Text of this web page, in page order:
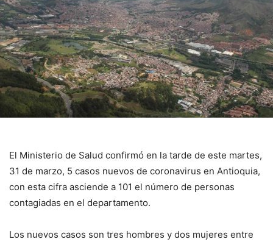
El Ministerio de Salud confirmó en la tarde de este martes,
31 de marzo, 5 casos nuevos de coronavirus en Antioquia,
con esta cifra asciende a 101 el número de personas
contagiadas en el departamento.
Los nuevos casos son tres hombres y dos mujeres entre